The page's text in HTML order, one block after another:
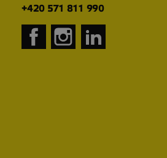
+420 571 811 990
FacebookInstagram